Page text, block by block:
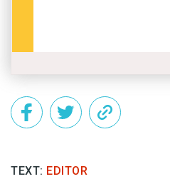
TEXT: EDITOR